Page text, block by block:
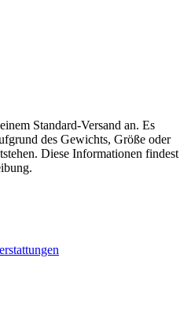
Standard-Versand an. Es
des Gewichts, Größe oder
Diese Informationen findest